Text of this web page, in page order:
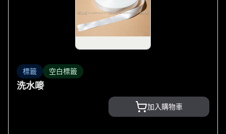
標籤 空白標籤
洗水嘜
加入購物車